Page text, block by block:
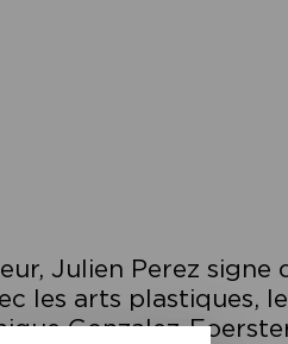
Julien Perez signe
les arts plastiques,
Gonzalez-